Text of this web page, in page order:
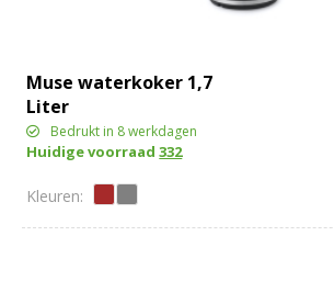
Muse waterkoker 1,7
Liter
Bedrukt in 8 werkdagen
Huidige voorraad332